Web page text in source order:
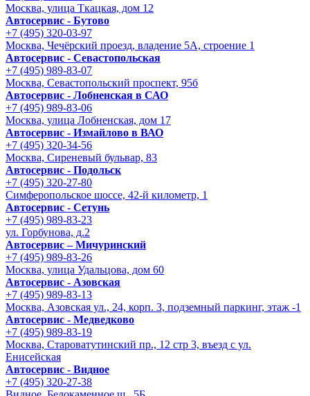
Москва, улица Ткацкая, дом 12
Автосервис - Бутово
+7 (495) 320-03-97
Москва, Чечёрский проезд, владение 5А, строение 1
Автосервис - Cевастопольская
+7 (495) 989-83-07
Москва, Севастопольский проспект, 95б
Автосервис - Лобненская в САО
+7 (495) 989-83-06
Москва, улица Лобненская, дом 17
Автосервис - Измайлово в ВАО
+7 (495) 320-34-56
Москва, Сиреневый бульвар, 83
Автосервис - Подольск
+7 (495) 320-27-80
Симферопольское шоссе, 42-й километр, 1
Автосервис - Сетунь
+7 (495) 989-83-23
ул. Горбунова, д.2
Автосервис – Мичуринский
+7 (495) 989-83-26
Москва, улица Удальцова, дом 60
Автосервис - Азовская
+7 (495) 989-83-13
Москва, Азовская ул., 24, корп. 3, подземный паркинг, этаж -1
Автосервис - Медведково
+7 (495) 989-83-19
Москва, Староватутинский пр., 12 стр 3, въезд с ул.
Енисейская
Автосервис - Видное
+7 (495) 320-27-38